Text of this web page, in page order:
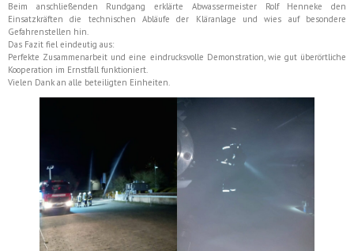
Beim anschließenden Rundgang erklärte Abwassermeister Rolf Henneke den
Einsatzkräften die technischen Abläufe der Kläranlage und wies auf besondere
Gefahrenstellen hin.
Das Fazit fiel eindeutig aus:
Perfekte Zusammenarbeit und eine eindrucksvolle Demonstration, wie gut überörtliche
Kooperation im Ernstfall funktioniert.
Vielen Dank an alle beteiligten Einheiten.